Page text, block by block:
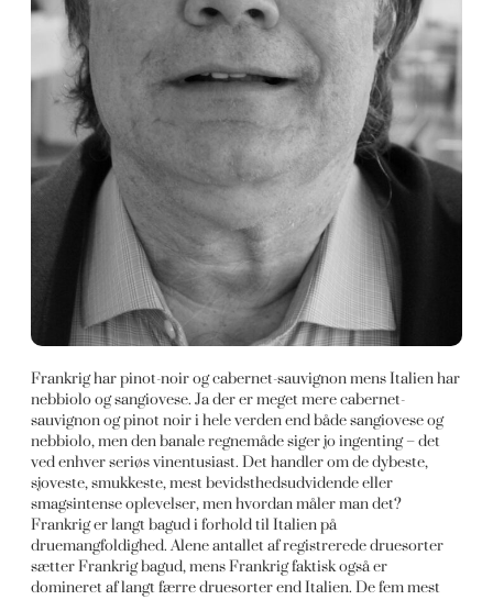
Frankrig har pinot-noir og cabernet-sauvignon mens Italien har
nebbiolo og sangiovese. Ja der er meget mere cabernet-
sauvignon og pinot noir i hele verden end både sangiovese og
nebbiolo, men den banale regnemåde siger jo ingenting – det
ved enhver seriøs vinentusiast. Det handler om de dybeste,
sjoveste, smukkeste, mest bevidsthedsudvidende eller
smagsintense oplevelser, men hvordan måler man det?
Frankrig er langt bagud i forhold til Italien på
druemangfoldighed. Alene antallet af registrerede druesorter
sætter Frankrig bagud, mens Frankrig faktisk også er
domineret af langt færre druesorter end Italien. De fem mest